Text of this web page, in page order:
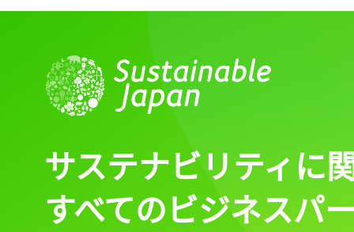
サステナビリティに
すべてのビジネスパ